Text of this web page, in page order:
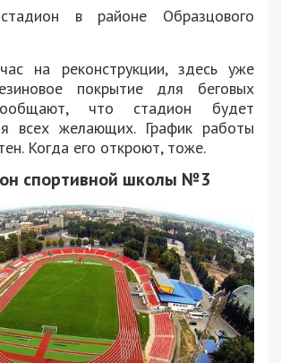
в районе Образцового
на реконструкции, здесь уже
покрытие для беговых
что стадион будет
всех желающих. График работы
Когда его откроют, тоже.
спортивной школы №3